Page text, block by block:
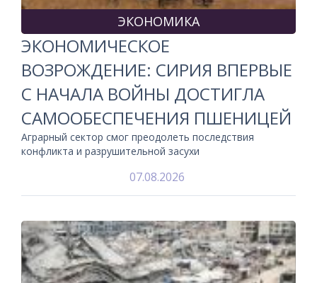
ЭКОНОМИКА
ЭКОНОМИЧЕСКОЕ
ВОЗРОЖДЕНИЕ: СИРИЯ ВПЕРВЫЕ
С НАЧАЛА ВОЙНЫ ДОСТИГЛА
САМООБЕСПЕЧЕНИЯ ПШЕНИЦЕЙ
Аграрный сектор смог преодолеть последствия
конфликта и разрушительной засухи
07.08.2026